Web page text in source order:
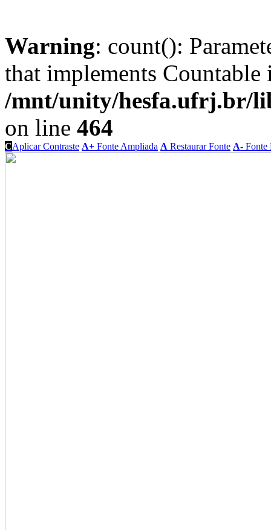
Warning: count():
that implements Countable
/mnt/unity/hesfa.ufrj.br/
on line 464
CAplicar Contraste A+ Fonte Ampliada A Restaurar Fonte A- Fonte